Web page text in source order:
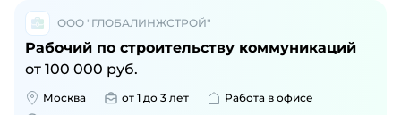
ООО "ГЛОБАЛИНЖСТРОЙ"
Рабочий по строительству коммуникаций
от 100 000 руб.
Москва от 1 до 3 лет
Работа в офисе